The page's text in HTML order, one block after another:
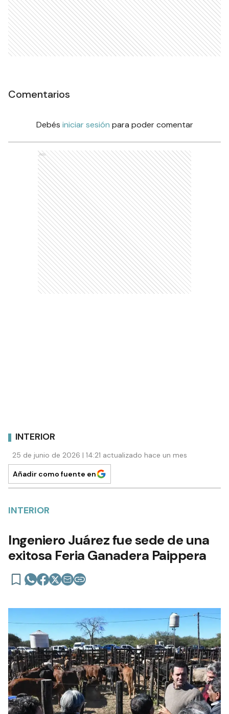
Comentarios
Debés iniciar sesión para poder comentar
Ads
INTERIOR
25 de junio de 2026 | 14:21 actualizado hace un mes
Añadir como fuente en
INTERIOR
Ingeniero Juárez fue sede de una
exitosa Feria Ganadera Paippera